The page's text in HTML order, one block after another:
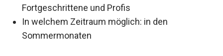
Fortgeschrittene und Profis
In welchem Zeitraum möglich: in den
Sommermonaten